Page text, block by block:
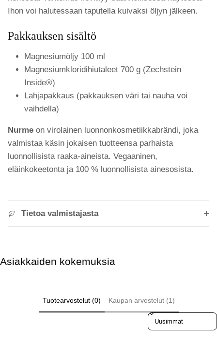
Ihon voi halutessaan taputella kuivaksi öljyn jälkeen.
Pakkauksen sisältö
Magnesiumöljy 100 ml
Magnesiumkloridihiutaleet 700 g (Zechstein
Inside®)
Lahjapakkaus (pakkauksen väri tai nauha voi
vaihdella)
Nurme on virolainen luonnonkosmetiikkabrändi, joka
valmistaa käsin jokaisen tuotteensa parhaista
luonnollisista raaka-aineista. Vegaaninen,
eläinkokeetonta ja 100 % luonnollisista ainesosista.
Tietoa valmistajasta
Asiakkaiden kokemuksia
Tuotearvostelut (0) Kaupan arvostelut (1)
Sort reviews by